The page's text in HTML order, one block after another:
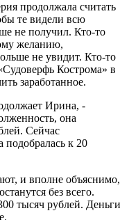
продолжала считать
те видели всю
не получил. Кто-то
желанию,
не увидит. Кто-то
Кострома» в
заработанное.
Ирина, -
она
Сейчас
подобралась к 20
и вполне объяснимо,
без всего.
тысяч рублей. Деньги